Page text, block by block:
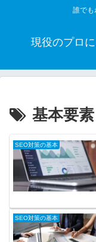
誰でも
現役のプロ
基本要素
SEO対策の基本
SEO対策の基本